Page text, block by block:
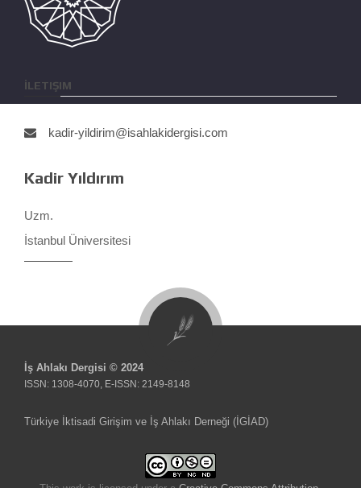
İLETIŞIM
kadir-yildirim@isahlakidergisi.com
Kadir Yıldırım
Uzm.
İstanbul Üniversitesi
İş Ahlakı Dergisi © 2024
ISSN: 1308-4070, E-ISSN: 2149-8148
Türkiye İktisadi Girişim ve İş Ahlakı Derneği (İGİAD)